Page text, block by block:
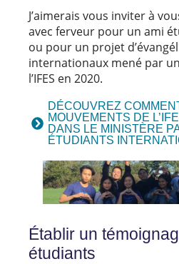
J’aimerais vous inviter à
avec ferveur pour un ami
ou pour un projet
internationaux mené par
l’IFES en 2020.
DÉCOUVREZ
MOUVEMENTS DE
DANS LE MINISTÈRE
ÉTUDIANTS
Établir un
étudiants